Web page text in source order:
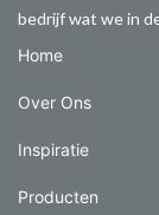
bedrijf wat we in
Home
Over Ons
Inspiratie
Producten